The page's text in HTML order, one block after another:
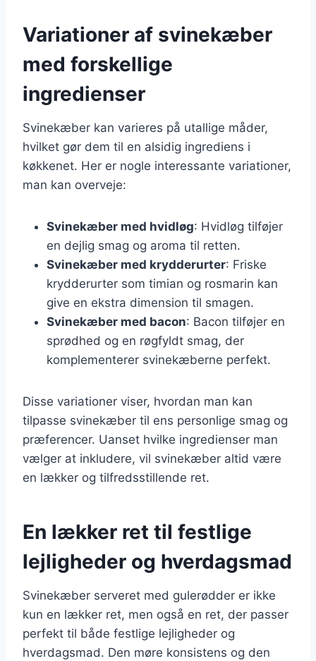
Variationer af svinekæber
med forskellige
ingredienser
Svinekæber kan varieres på utallige måder,
hvilket gør dem til en alsidig ingrediens i
køkkenet. Her er nogle interessante variationer,
man kan overveje:
Svinekæber med hvidløg: Hvidløg tilføjer
en dejlig smag og aroma til retten.
Svinekæber med krydderurter: Friske
krydderurter som timian og rosmarin kan
give en ekstra dimension til smagen.
Svinekæber med bacon: Bacon tilføjer en
sprødhed og en røgfyldt smag, der
komplementerer svinekæberne perfekt.
Disse variationer viser, hvordan man kan
tilpasse svinekæber til ens personlige smag og
præferencer. Uanset hvilke ingredienser man
vælger at inkludere, vil svinekæber altid være
en lækker og tilfredsstillende ret.
En lækker ret til festlige
lejligheder og hverdagsmad
Svinekæber serveret med gulerødder er ikke
kun en lækker ret, men også en ret, der passer
perfekt til både festlige lejligheder og
hverdagsmad. Den møre konsistens og den